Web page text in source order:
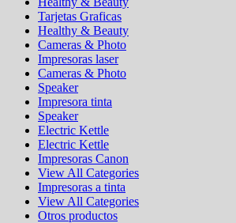
Tarjetas Graficas
Healthy & Beauty
Cameras & Photo
Impresoras laser
Cameras & Photo
Speaker
Impresora tinta
Speaker
Electric Kettle
Electric Kettle
Impresoras Canon
View All Categories
Impresoras a tinta
View All Categories
Otros productos